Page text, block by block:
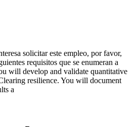
solicitar este empleo, por favor,
requisitos que se enumeran a
will develop and validate quantitative
resilience. You will document
a